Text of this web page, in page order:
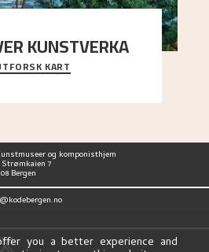
KUNSTVERKA
utsiktene i Astrups malerier
KART
og komponisthjem
7
Bergen
you a better experience and